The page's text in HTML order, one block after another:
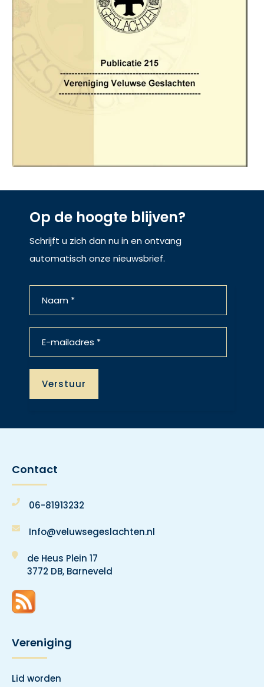
Op de hoogte blijven?
Schrijft u zich dan nu in en ontvang
automatisch onze nieuwsbrief.
Contact
06-81913232
Info@veluwsegeslachten.nl
de Heus Plein 17
3772 DB, Barneveld
Vereniging
Lid worden